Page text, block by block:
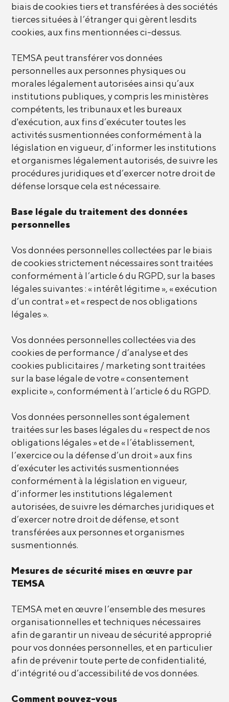
biais de cookies tiers et transférées à des sociétés
tierces situées à l’étranger qui gèrent lesdits
cookies, aux fins mentionnées ci-dessus.
TEMSA peut transférer vos données
personnelles aux personnes physiques ou
morales légalement autorisées ainsi qu’aux
institutions publiques, y compris les ministères
compétents, les tribunaux et les bureaux
d'exécution, aux fins d’exécuter toutes les
activités susmentionnées conformément à la
législation en vigueur, d’informer les institutions
et organismes légalement autorisés, de suivre les
procédures juridiques et d’exercer notre droit de
défense lorsque cela est nécessaire.
Base légale du traitement des données
personnelles
Vos données personnelles collectées par le biais
de cookies strictement nécessaires sont traitées
conformément à l’article 6 du RGPD, sur la bases
légales suivantes : « intérêt légitime », « exécution
d’un contrat » et « respect de nos obligations
légales ».
Vos données personnelles collectées via des
cookies de performance / d’analyse et des
cookies publicitaires / marketing sont traitées
sur la base légale de votre « consentement
explicite », conformément à l’article 6 du RGPD.
Vos données personnelles sont également
traitées sur les bases légales du « respect de nos
obligations légales » et de « l’établissement,
l’exercice ou la défense d’un droit » aux fins
d’exécuter les activités susmentionnées
conformément à la législation en vigueur,
d’informer les institutions légalement
autorisées, de suivre les démarches juridiques et
d’exercer notre droit de défense, et sont
transférées aux personnes et organismes
susmentionnés.
Mesures de sécurité mises en œuvre par
TEMSA
TEMSA met en œuvre l’ensemble des mesures
organisationnelles et techniques nécessaires
afin de garantir un niveau de sécurité approprié
pour vos données personnelles, et en particulier
afin de prévenir toute perte de confidentialité,
d’intégrité ou d’accessibilité de vos données.
Comment pouvez-vous